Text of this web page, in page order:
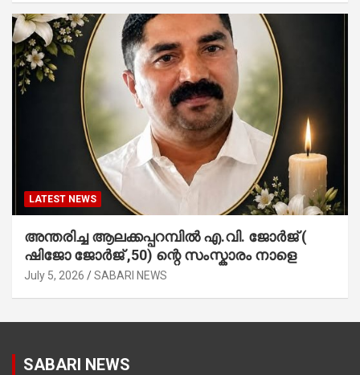
LATEST NEWS
അന്തരിച്ച ആ​ല​ക്ക​പ്പ​റമ്പിൽ​ എ.​വി. ജോ​ർ​ജ് (
ഷിജോ ജോർജ് ,50) ന്റെ സംസ്കാരം നാളെ
July 5, 2026 SABARI NEWS
SABARI NEWS